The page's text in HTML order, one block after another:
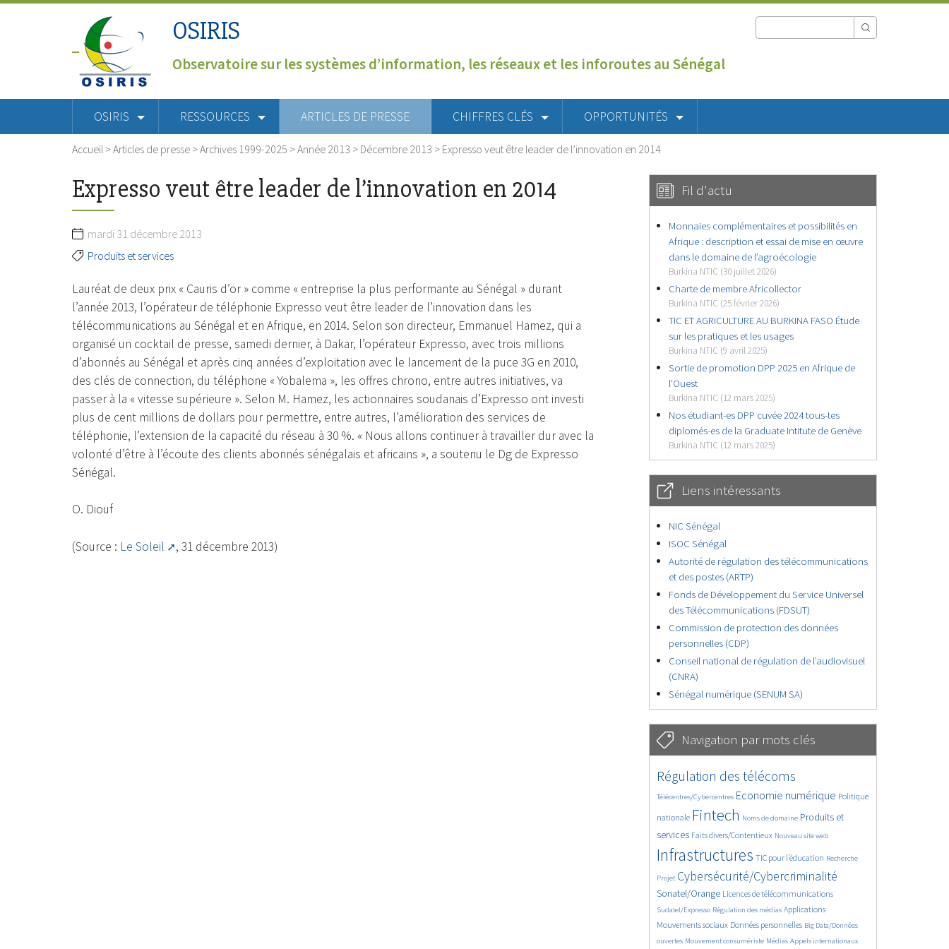
OSIRIS
Observatoire sur les systèmes d’information, les réseaux et les inforoutes au Sénégal
OSIRIS RESSOURCES ARTICLES DE PRESSE CHIFFRES CLÉS OPPORTUNITÉS
Accueil >Articles de presse >Archives 1999-2025 >Année 2013 > Décembre 2013 > Expresso veut être leader de l’innovation en 2014
Expresso veut être leader de l’innovation en 2014
mardi 31 décembre 2013
Produits et services
Lauréat de deux prix « Cauris d’or » comme « entreprise la plus performante au Sénégal » durant
l’année 2013, l’opérateur de téléphonie Expresso veut être leader de l’innovation dans les
télécommunications au Sénégal et en Afrique, en 2014. Selon son directeur, Emmanuel Hamez, qui a
organisé un cocktail de presse, samedi dernier, à Dakar, l’opérateur Expresso, avec trois millions
d’abonnés au Sénégal et après cinq années d’exploitation avec le lancement de la puce 3G en 2010,
des clés de connection, du téléphone « Yobalema », les offres chrono, entre autres initiatives, va
passer à la « vitesse supérieure ». Selon M. Hamez, les actionnaires soudanais d’Expresso ont investi
plus de cent millions de dollars pour permettre, entre autres, l’amélioration des services de
téléphonie, l’extension de la capacité du réseau à 30 %. « Nous allons continuer à travailler dur avec la
volonté d’être à l’écoute des clients abonnés sénégalais et africains », a soutenu le Dg de Expresso
Sénégal.
O. Diouf
(Source : Le Soleil , 31 décembre 2013)
Fil d'actu
Monnaies complémentaires et possibilités en
Afrique : description et essai de mise en œuvre
dans le domaine de l’agroécologie
Burkina NTIC (30 juillet 2026)
Charte de membre Africollector
Burkina NTIC (25 février 2026)
TIC ET AGRICULTURE AU BURKINA FASO Étude
sur les pratiques et les usages
Burkina NTIC (9 avril 2025)
Sortie de promotion DPP 2025 en Afrique de
l’Ouest
Burkina NTIC (12 mars 2025)
Nos étudiant-es DPP cuvée 2024 tous-tes
diplomés-es de la Graduate Intitute de Genève
Burkina NTIC (12 mars 2025)
Liens intéressants
NIC Sénégal
ISOC Sénégal
Autorité de régulation des télécommunications
et des postes (ARTP)
Fonds de Développement du Service Universel
des Télécommunications (FDSUT)
Commission de protection des données
personnelles (CDP)
Conseil national de régulation de l’audiovisuel
(CNRA)
Sénégal numérique (SENUM SA)
Navigation par mots clés
4562/5805
Régulation des télécoms
352/5805
Télécentres/Cybercentres
3644/5805 Economie numérique
1845/5805
Politique
nationale
5295/5805Fintech
636/5805
Noms de domaine
2285/5805
Produits et
services
1558/5805Faits divers/Contentieux
820/5805 Nouveau site web
5805/5805
Infrastructures
1892/5805
TIC pour l’éducation
210/5805
Recherche
244/5805
Projet
3840/5805Cybersécurité/Cybercriminalité
2224/5805
Sonatel/Orange
1611/5805 Licences de télécommunications
279/5805
Sudatel/Expresso
1038/5805 Régulation des médias
1544/5805 Applications
1271/5805
Mouvements sociaux
1661/5805 Données personnelles
151/5805
Big Data/Données
ouvertes
666/5805Mouvement consumériste
364/5805 Médias
645/5805
Appels internationaux